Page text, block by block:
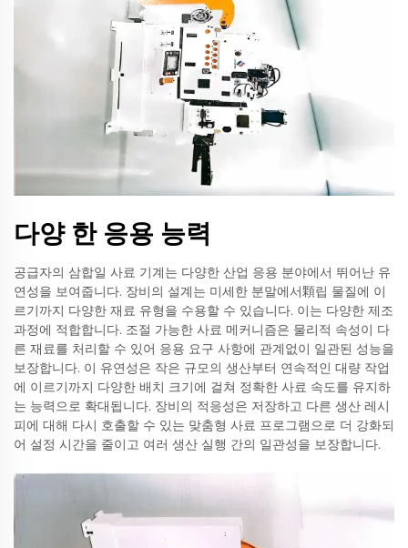
다양 한 응용 능력
공급자의 삼합일 사료 기계는 다양한 산업 응용 분야에서 뛰어난 유
연성을 보여줍니다. 장비의 설계는 미세한 분말에서顆립 물질에 이
르기까지 다양한 재료 유형을 수용할 수 있습니다. 이는 다양한 제조
과정에 적합합니다. 조절 가능한 사료 메커니즘은 물리적 속성이 다
른 재료를 처리할 수 있어 응용 요구 사항에 관계없이 일관된 성능을
보장합니다. 이 유연성은 작은 규모의 생산부터 연속적인 대량 작업
에 이르기까지 다양한 배치 크기에 걸쳐 정확한 사료 속도를 유지하
는 능력으로 확대됩니다. 장비의 적응성은 저장하고 다른 생산 레시
피에 대해 다시 호출할 수 있는 맞춤형 사료 프로그램으로 더 강화되
어 설정 시간을 줄이고 여러 생산 실행 간의 일관성을 보장합니다.